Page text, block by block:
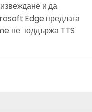
и да
Edge предлага
не поддържа TTS